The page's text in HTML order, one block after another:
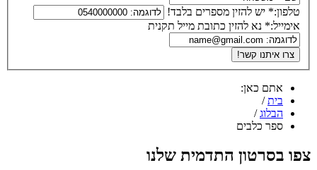
יש להזין מספרים בלבד!
נא להזין כתובת מייל תקנית
אתם כאן:
/
הבלוג
ספר כלבים
התדמית שלנו